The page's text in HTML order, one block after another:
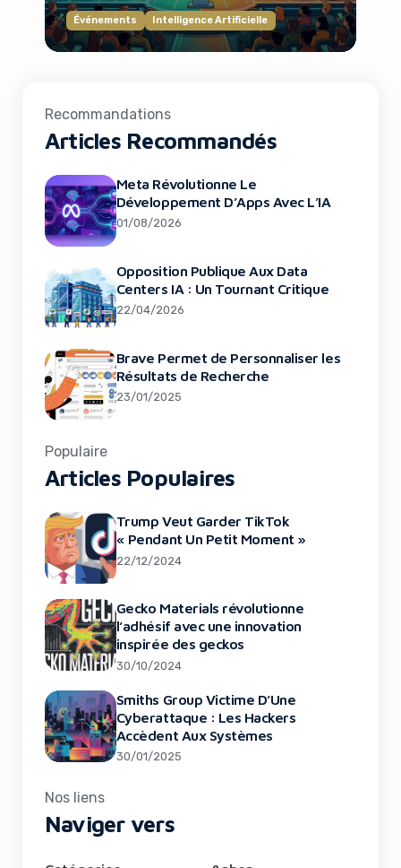
Événements Intelligence Artificielle
Recommandations
Articles Recommandés
Meta Révolutionne Le
Développement D’Apps Avec L’IA
01/08/2026
Opposition Publique Aux Data
Centers IA : Un Tournant Critique
22/04/2026
Brave Permet de Personnaliser les
Résultats de Recherche
23/01/2025
Populaire
Articles Populaires
Trump Veut Garder TikTok
« Pendant Un Petit Moment »
22/12/2024
Gecko Materials révolutionne
l’adhésif avec une innovation
inspirée des geckos
30/10/2024
Smiths Group Victime D’Une
Cyberattaque : Les Hackers
Accèdent Aux Systèmes
30/01/2025
Nos liens
Naviger vers